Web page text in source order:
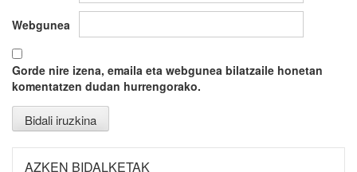
Webgunea
Gorde nire izena, emaila eta webgunea bilatzaile honetan
komentatzen dudan hurrengorako.
AZKEN BIDALKETAK